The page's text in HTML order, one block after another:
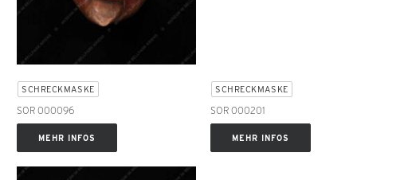
SCHRECKMASKE
SOR 000096
MEHR INFOS
SCHRECKMASKE
SOR 000201
MEHR INFOS